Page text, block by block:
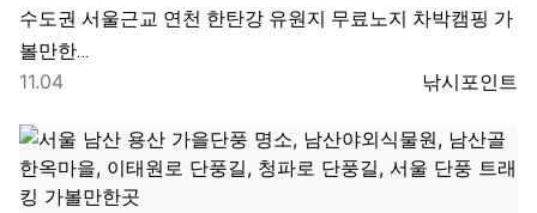
수도권 서울근교 연천 한탄강 유원지 무료노지 차박캠핑 가
볼만한…
등록자
낚시포인트
등록일
11.04